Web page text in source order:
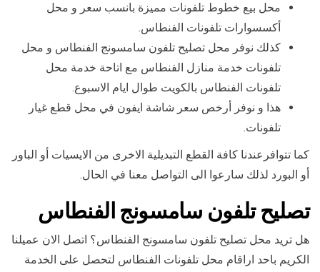
محل بيع خطوط تلفونات مميزة بانسب سعر و محل
أكسسوارات تلفونات الفنطاس.
كذلك نوفر محل تصليح تلفون سامسونج الفنطاس و محل
تلفونات خدمة منازل الفنطاس مع اتاحة خدمة محل
تلفونات الفنطاس بالكويت طوال ايام الاسبوع.
هذا و نوفر أرخص سعر شاشة ايفون في محل قطع غيار
تلفونات.
كما تتوافرعندنا كافة القطع التبديلية الاخرى من الايسيات أو الباور
أو البورد لذلك سارعوا الى التواصل معنا في الحال.
تصليح تلفون سامسونج الفنطاس
هل تريد محل تصليح تلفون سامسونج الفنطاس؟ اتصل الان عميلنا
الكريم باحد اراقام محل تلفونات الفنطاس لتحصل على الخدمة